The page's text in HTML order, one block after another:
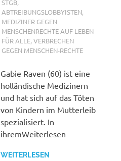
STGB,
ABTREIBUNGSLOBBYISTEN,
MEDIZINER GEGEN
MENSCHENRECHTE AUF LEBEN
FÜR ALLE,VERBRECHEN
GEGEN MENSCHEN-RECHTE
Gabie Raven (60) ist eine
holländische Medizinern
und hat sich auf das Töten
von Kindern im Mutterleib
spezialisiert. In
ihremWeiterlesen
WEITERLESEN